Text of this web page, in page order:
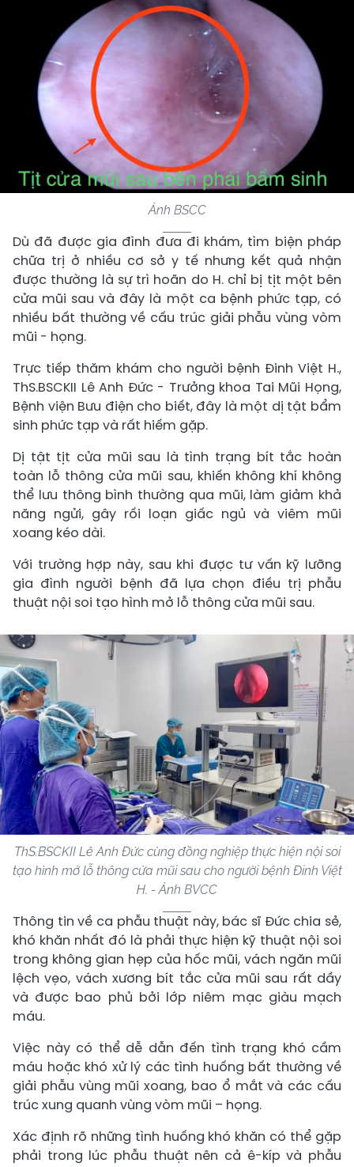
Ảnh BSCC
Dù đã được gia đình đưa đi khám, tìm biện pháp
chữa trị ở nhiều cơ sở y tế nhưng kết quả nhận
được thường là sự trì hoãn do H. chỉ bị tịt một bên
cửa mũi sau và đây là một ca bệnh phức tạp, có
nhiều bất thường về cấu trúc giải phẫu vùng vòm
mũi - họng.
Trực tiếp thăm khám cho người bệnh Đinh Việt H.,
ThS.BSCKII Lê Anh Đức - Trưởng khoa Tai Mũi Họng,
Bệnh viện Bưu điện cho biết, đây là một dị tật bẩm
sinh phức tạp và rất hiếm gặp.
Dị tật tịt cửa mũi sau là tình trạng bít tắc hoàn
toàn lỗ thông cửa mũi sau, khiến không khí không
thể lưu thông bình thường qua mũi, làm giảm khả
năng ngửi, gây rối loạn giấc ngủ và viêm mũi
xoang kéo dài.
Với trường hợp này, sau khi được tư vấn kỹ lưỡng
gia đình người bệnh đã lựa chọn điều trị phẫu
thuật nội soi tạo hình mở lỗ thông cửa mũi sau.
ThS.BSCKII Lê Anh Đức cùng đồng nghiệp thực hiện nội soi
tạo hình mở lỗ thông cửa mũi sau cho người bệnh Đinh Việt
H. - Ảnh BVCC
Thông tin về ca phẫu thuật này, bác sĩ Đức chia sẻ,
khó khăn nhất đó là phải thực hiện kỹ thuật nội soi
trong không gian hẹp của hốc mũi, vách ngăn mũi
lệch vẹo, vách xương bít tắc cửa mũi sau rất dầy
và được bao phủ bởi lớp niêm mạc giàu mạch
máu.
Việc này có thể dễ dẫn đến tình trạng khó cầm
máu hoặc khó xử lý các tình huống bất thường về
giải phẫu vùng mũi xoang, bao ổ mắt và các cấu
trúc xung quanh vùng vòm mũi – họng.
Xác định rõ những tình huống khó khăn có thể gặp
phải trong lúc phẫu thuật nên cả ê-kíp và phẫu